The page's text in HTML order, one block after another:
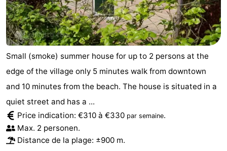
Small (smoke) summer house for up to 2 persons at the
edge of the village only 5 minutes walk from downtown
and 10 minutes from the beach. The house is situated in a
quiet street and has a ...
Price indication: €310 à €330 par semaine.
Max. 2 personen.
Distance de la plage: ±900 m.